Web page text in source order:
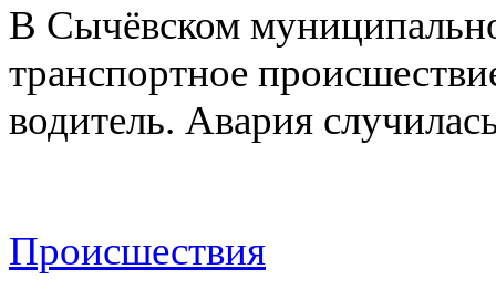
В Сычёвском
транспортное
водитель. Авария
Происшествия